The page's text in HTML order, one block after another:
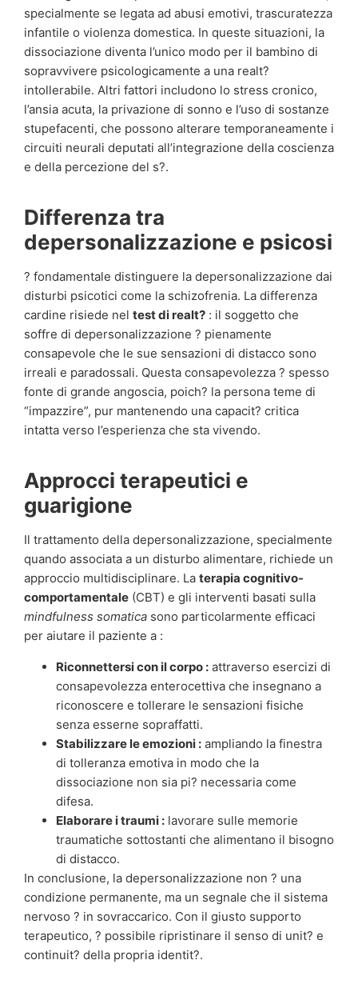
specialmente se legata ad abusi emotivi, trascuratezza
infantile o violenza domestica. In queste situazioni, la
dissociazione diventa l’unico modo per il bambino di
sopravvivere psicologicamente a una realt?
intollerabile. Altri fattori includono lo stress cronico,
l’ansia acuta, la privazione di sonno e l’uso di sostanze
stupefacenti, che possono alterare temporaneamente i
circuiti neurali deputati all’integrazione della coscienza
e della percezione del s?.
Differenza tra
depersonalizzazione e psicosi
? fondamentale distinguere la depersonalizzazione dai
disturbi psicotici come la schizofrenia. La differenza
cardine risiede nel test di realt? : il soggetto che
soffre di depersonalizzazione ? pienamente
consapevole che le sue sensazioni di distacco sono
irreali e paradossali. Questa consapevolezza ? spesso
fonte di grande angoscia, poich? la persona teme di
“impazzire”, pur mantenendo una capacit? critica
intatta verso l’esperienza che sta vivendo.
Approcci terapeutici e
guarigione
Il trattamento della depersonalizzazione, specialmente
quando associata a un disturbo alimentare, richiede un
approccio multidisciplinare. La terapia cognitivo-
comportamentale (CBT) e gli interventi basati sulla
mindfulness somatica sono particolarmente efficaci
per aiutare il paziente a :
Riconnettersi con il corpo : attraverso esercizi di
consapevolezza enterocettiva che insegnano a
riconoscere e tollerare le sensazioni fisiche
senza esserne sopraffatti.
Stabilizzare le emozioni : ampliando la finestra
di tolleranza emotiva in modo che la
dissociazione non sia pi? necessaria come
difesa.
Elaborare i traumi : lavorare sulle memorie
traumatiche sottostanti che alimentano il bisogno
di distacco.
In conclusione, la depersonalizzazione non ? una
condizione permanente, ma un segnale che il sistema
nervoso ? in sovraccarico. Con il giusto supporto
terapeutico, ? possibile ripristinare il senso di unit? e
continuit? della propria identit?.